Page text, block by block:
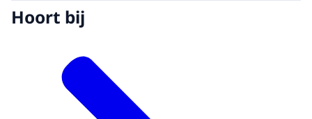
Hoort bij